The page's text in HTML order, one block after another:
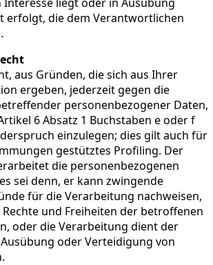
erfolgt, die dem Verantwortlichen
aus Gründen, die sich aus Ihrer
ergeben, jederzeit gegen die
personenbezogener Daten,
6 Absatz 1 Buchstaben e oder f
einzulegen; dies gilt auch für
gestütztes Profiling. Der
die personenbezogenen
sei denn, er kann zwingende
für die Verarbeitung nachweisen,
und Freiheiten der betroffenen
oder die Verarbeitung dient der
oder Verteidigung von